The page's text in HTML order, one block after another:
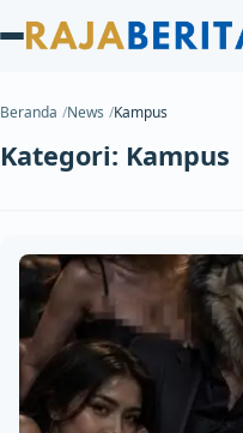
Beranda News Kampus
Kategori: Kampus